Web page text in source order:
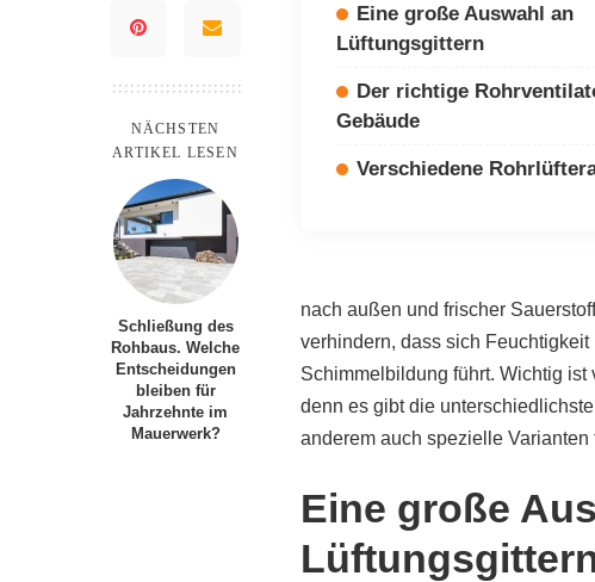
NÄCHSTEN
ARTIKEL LESEN
Schließung des
Rohbaus. Welche
Entscheidungen
bleiben für
Jahrzehnte im
Mauerwerk?
Eine große Auswahl an
Lüftungsgittern
Der richtige
Gebäude
Verschiedene
nach außen und frischer
verhindern, dass sich
Schimmelbildung führt. Wichtig ist
denn es gibt die
anderem auch spezielle Varianten
Eine große